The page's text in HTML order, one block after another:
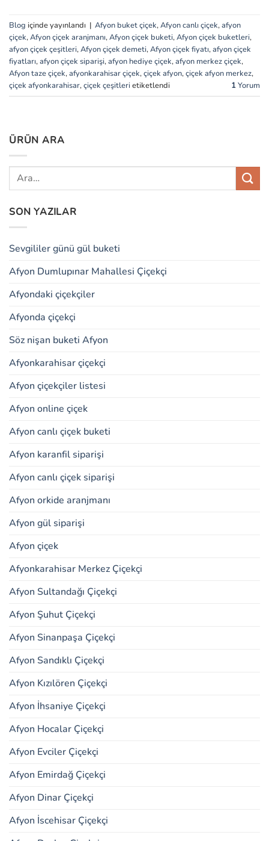
Blog içinde yayınlandı | Afyon buket çiçek,Afyon canlı çiçek,afyon
çiçek,Afyon çiçek aranjmanı,Afyon çiçek buketi,Afyon çiçek buketleri,
afyon çiçek çeşitleri,Afyon çiçek demeti,Afyon çiçek fiyatı,afyon çiçek
fiyatları,afyon çiçek siparişi,afyon hediye çiçek,afyon merkez çiçek,
Afyon taze çiçek,afyonkarahisar çiçek,çiçek afyon,çiçek afyon merkez,
çiçek afyonkarahisar,çiçek çeşitleri etiketlendi 1Yorum
ÜRÜN ARA
SON YAZILAR
Sevgililer günü gül buketi
Afyon Dumlupınar Mahallesi Çiçekçi
Afyondaki çiçekçiler
Afyonda çiçekçi
Söz nişan buketi Afyon
Afyonkarahisar çiçekçi
Afyon çiçekçiler listesi
Afyon online çiçek
Afyon canlı çiçek buketi
Afyon karanfil siparişi
Afyon canlı çiçek siparişi
Afyon orkide aranjmanı
Afyon gül siparişi
Afyon çiçek
Afyonkarahisar Merkez Çiçekçi
Afyon Sultandağı Çiçekçi
Afyon Şuhut Çiçekçi
Afyon Sinanpaşa Çiçekçi
Afyon Sandıklı Çiçekçi
Afyon Kızılören Çiçekçi
Afyon İhsaniye Çiçekçi
Afyon Hocalar Çiçekçi
Afyon Evciler Çiçekçi
Afyon Emirdağ Çiçekçi
Afyon Dinar Çiçekçi
Afyon İscehisar Çiçekçi